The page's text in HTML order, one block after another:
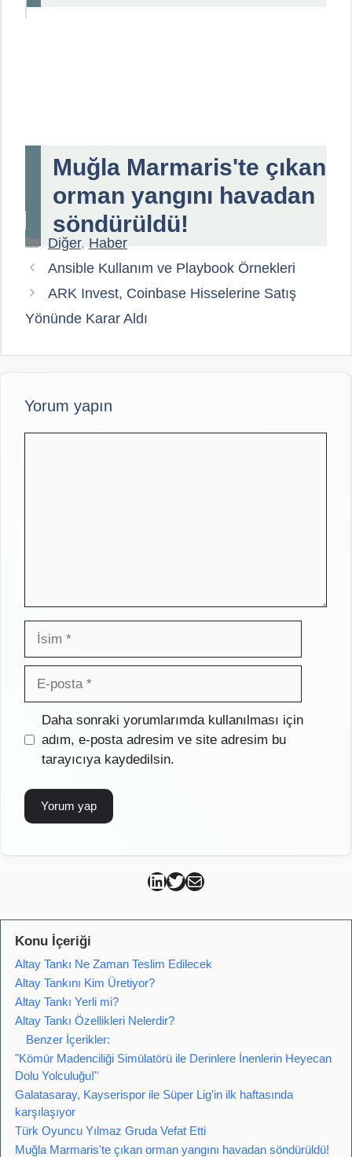
Muğla Marmaris'te çıkan
orman yangını havadan
söndürüldü!
Kategoriler
Diğer, Haber
Ansible Kullanım ve Playbook Örnekleri
ARK Invest, Coinbase Hisselerine Satış
Yönünde Karar Aldı
Yorum yapın
İsim
posta
İnternet
sitesi
Daha sonraki yorumlarımda kullanılması için
adım, e-posta adresim ve site adresim bu
tarayıcıya kaydedilsin.
Can Kütahya Linkedin
Can Kütahya Twitter
Can Kütahya Mail
Konu İçeriği
Altay Tankı Ne Zaman Teslim Edilecek
Altay Tankını Kim Üretiyor?
Altay Tankı Yerli mi?
Altay Tankı Özellikleri Nelerdir?
Benzer İçerikler:
"Kömür Madenciliği Simülatörü ile Derinlere İnenlerin Heyecan
Dolu Yolculuğu!"
Galatasaray, Kayserispor ile Süper Lig'in ilk haftasında
karşılaşıyor
Türk Oyuncu Yılmaz Gruda Vefat Etti
Muğla Marmaris'te çıkan orman yangını havadan söndürüldü!